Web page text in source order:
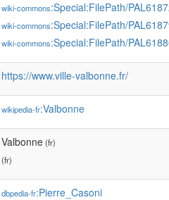
wiki-commons:Special:FilePath/
wiki-commons:Special:FilePath/
wiki-commons:Special:FilePath/
https://www.ville-valbonne.fr/
wikipedia-fr:Valbonne
Valbonne(fr)
(fr)
dbpedia-fr:Pierre_Casoni